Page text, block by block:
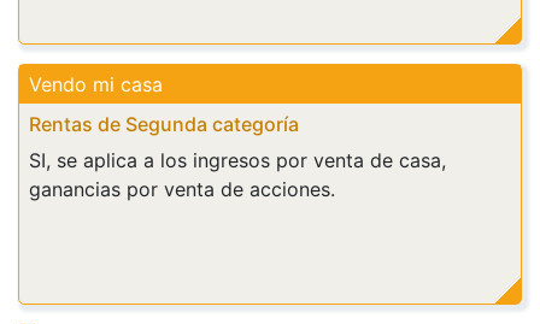
Rentas de Segunda categoría
Vendo mi casa
SI, se aplica a los ingresos por venta de casa,
ganancias por venta de acciones.